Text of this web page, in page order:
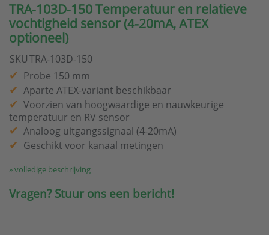
TRA-103D-150 Temperatuur en relatieve
vochtigheid sensor (4-20mA, ATEX
optioneel)
SKUTRA-103D-150
Probe 150 mm
Aparte ATEX-variant beschikbaar
Voorzien van hoogwaardige en nauwkeurige
temperatuur en RV sensor
Analoog uitgangssignaal (4-20mA)
Geschikt voor kanaal metingen
» volledige beschrijving
Vragen? Stuur ons een bericht!